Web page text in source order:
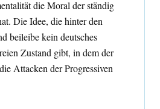
die Moral der ständig
Die Idee, die hinter den
beileibe kein deutsches
Zustand gibt, in dem der
Attacken der Progressiven